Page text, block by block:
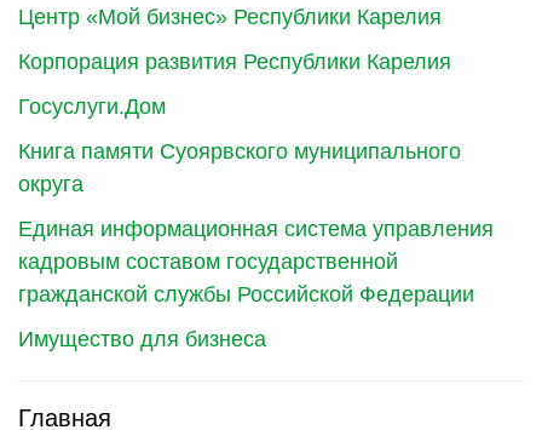
Центр «Мой бизнес» Республики Карелия
Корпорация развития Республики Карелия
Госуслуги.Дом
Книга памяти Суоярвского муниципального
округа
Единая информационная система управления
кадровым составом государственной
гражданской службы Российской Федерации
Имущество для бизнеса
Главная